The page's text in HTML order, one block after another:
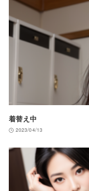
着替え中
2023/04/13